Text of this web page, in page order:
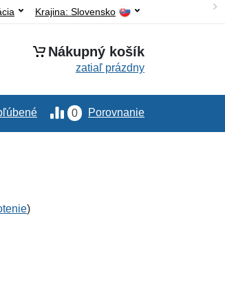
Krajina: Slovensko
Nákupný košík
zatiaľ prázdny
0 Porovnanie
)